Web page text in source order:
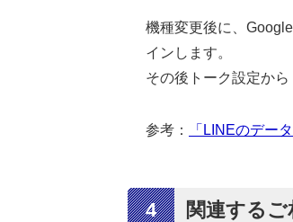
機種変更後に、
インします。
その後トーク設定から
参考： 「LINEのデー
4 関連するご